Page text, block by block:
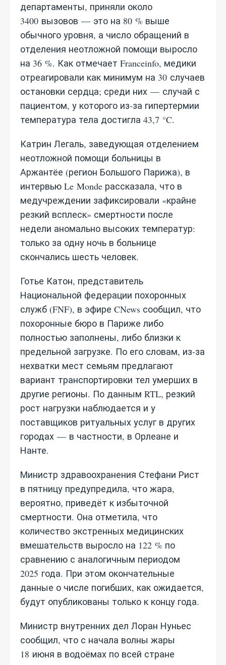
департаменты, приняли около
3400 вызовов — это на 80 % выше
обычного уровня, а число обращений в
отделения неотложной помощи выросло
на 36 %. Как отмечает Franceinfo, медики
отреагировали как минимум на 30 случаев
остановки сердца; среди них — случай с
пациентом, у которого из‑за гипертермии
температура тела достигла 43,7 °C.
Катрин Легаль, заведующая отделением
неотложной помощи больницы в
Аржантёе (регион Большого Парижа), в
интервью Le Monde рассказала, что в
медучреждении зафиксировали «крайне
резкий всплеск» смертности после
недели аномально высоких температур:
только за одну ночь в больнице
скончались шесть человек.
Готье Катон, представитель
Национальной федерации похоронных
служб (FNF), в эфире CNews сообщил, что
похоронные бюро в Париже либо
полностью заполнены, либо близки к
предельной загрузке. По его словам, из‑за
нехватки мест семьям предлагают
вариант транспортировки тел умерших в
другие регионы. По данным RTL, резкий
рост нагрузки наблюдается и у
поставщиков ритуальных услуг в других
городах — в частности, в Орлеане и
Нанте.
Министр здравоохранения Стефани Рист
в пятницу предупредила, что жара,
вероятно, приведёт к избыточной
смертности. Она отметила, что
количество экстренных медицинских
вмешательств выросло на 122 % по
сравнению с аналогичным периодом
2025 года. При этом окончательные
данные о числе погибших, как ожидается,
будут опубликованы только к концу года.
Министр внутренних дел Лоран Нуньес
сообщил, что с начала волны жары
18 июня в водоёмах по всей стране